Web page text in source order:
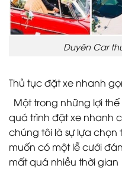
Duyên Car
Thủ tục đặt xe nhanh
Một trong những lợi
quá trình đặt xe nhanh
chúng tôi là sự lựa
muốn có một lễ cưới
mất quá nhiều thời gian